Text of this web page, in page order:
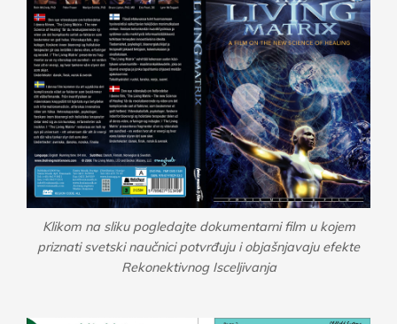
Klikom na sliku pogledajte dokumentarni film u kojem
priznati svetski naučnici potvrđuju i objašnjavaju efekte
Rekonektivnog Isceljivanja